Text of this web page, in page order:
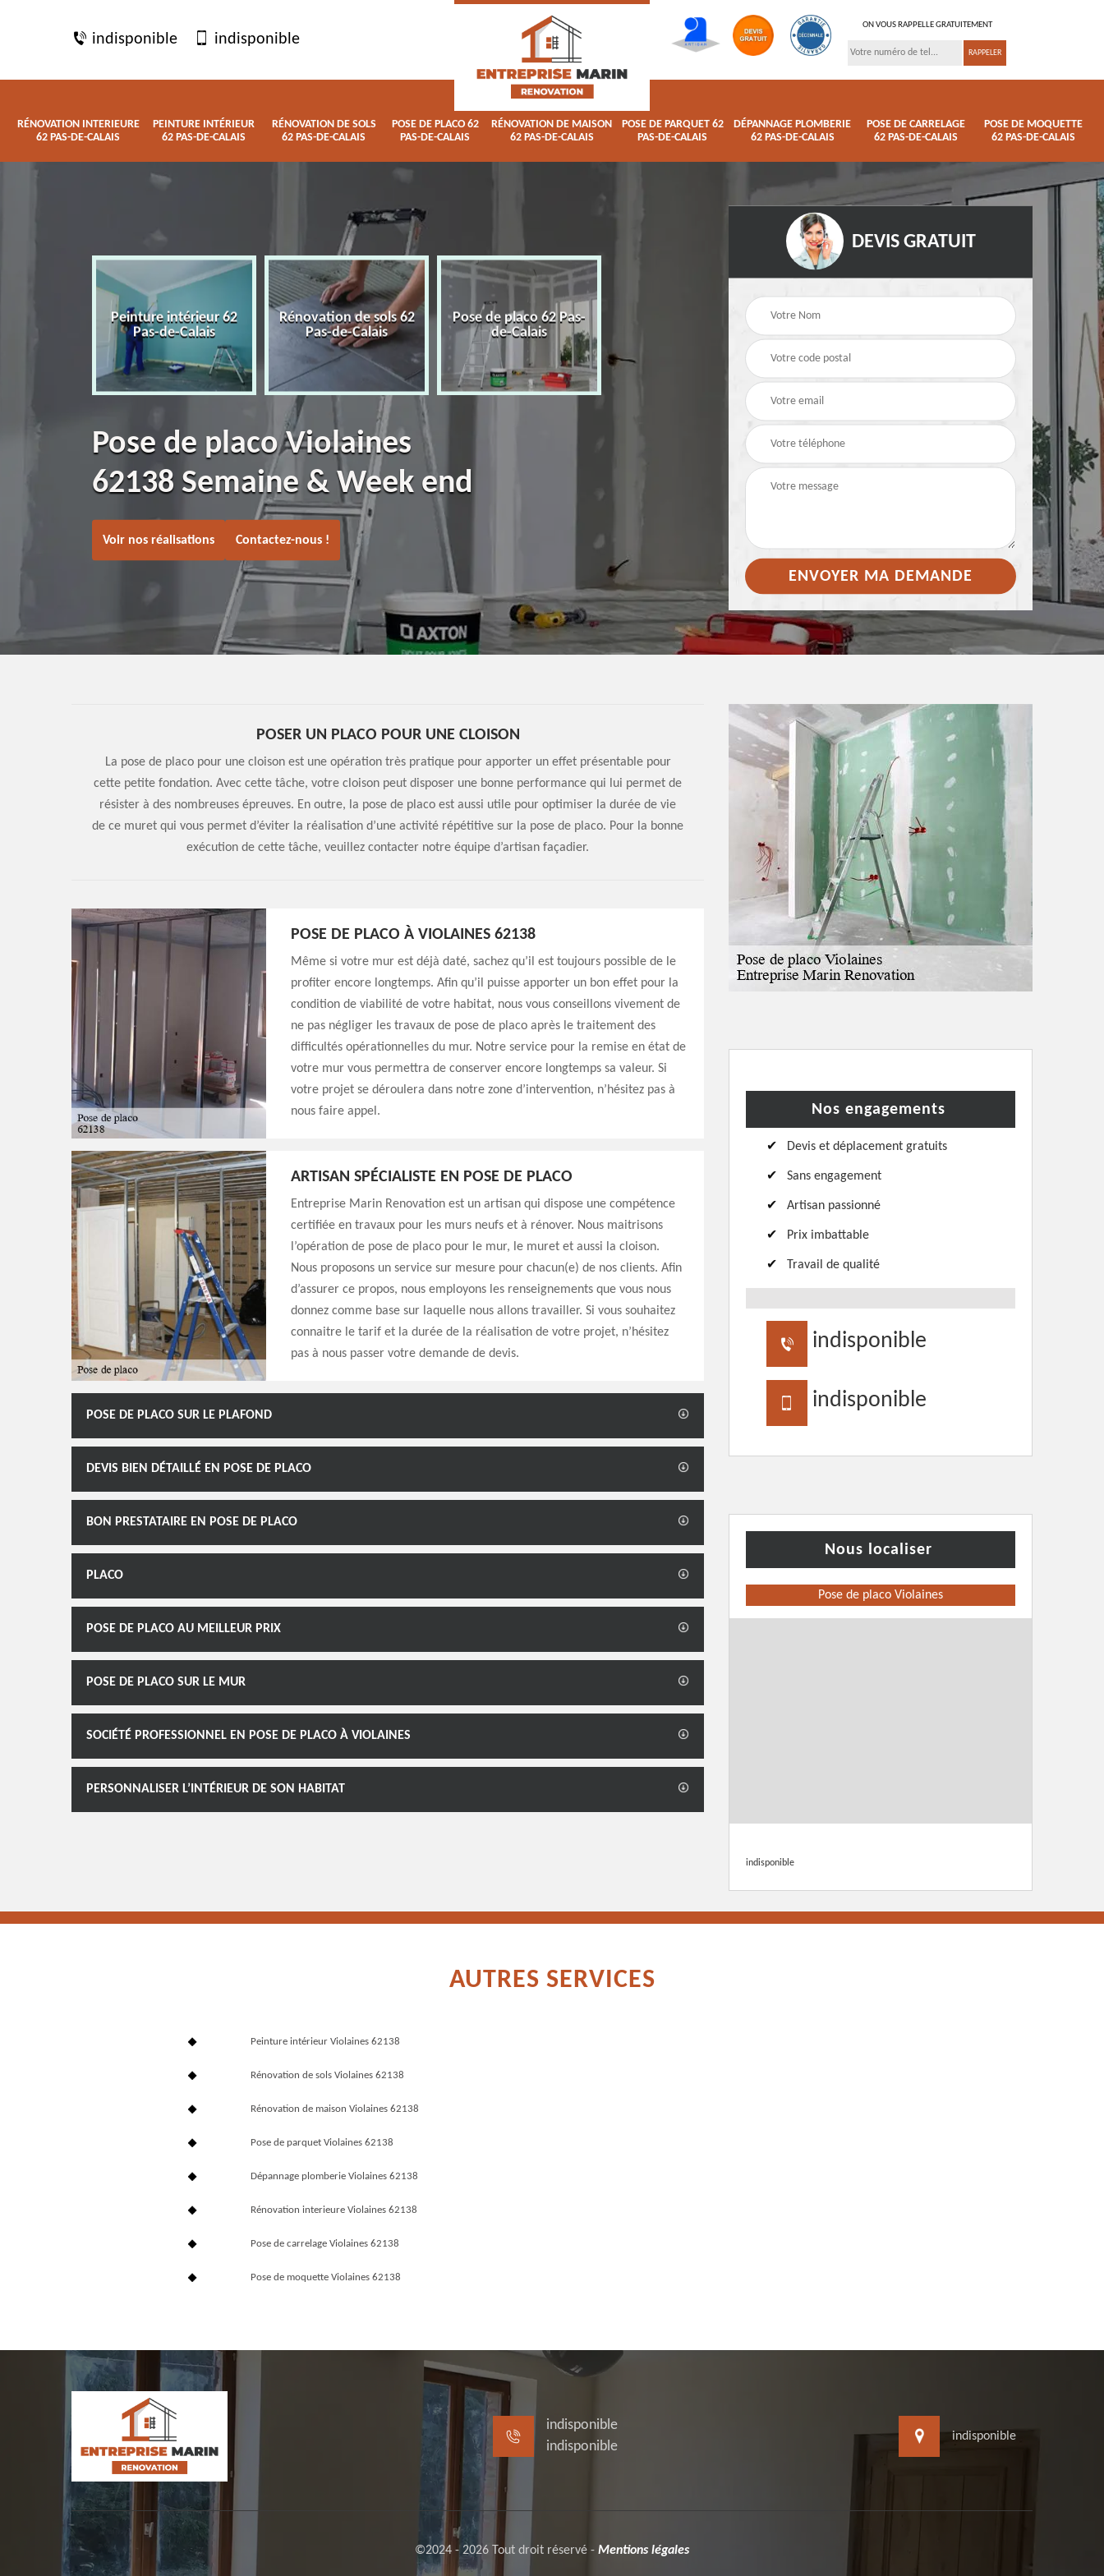
indisponible indisponible
ON VOUS RAPPELLE GRATUITEMENT
RÉNOVATION INTERIEURE
62 PAS-DE-CALAIS
PEINTURE INTÉRIEUR
62 PAS-DE-CALAIS
RÉNOVATION DE SOLS
62 PAS-DE-CALAIS
POSE DE PLACO 62
PAS-DE-CALAIS
RÉNOVATION DE MAISON
62 PAS-DE-CALAIS
POSE DE PARQUET 62
PAS-DE-CALAIS
DÉPANNAGE PLOMBERIE
62 PAS-DE-CALAIS
POSE DE CARRELAGE
62 PAS-DE-CALAIS
POSE DE MOQUETTE
62 PAS-DE-CALAIS
Peinture intérieur 62
Pas-de-Calais
Rénovation de sols 62
Pas-de-Calais
Pose de placo 62 Pas-
de-Calais
Rénovation de maison
Pose de parquet 62
Pas-de-Calais
Dépannage
62 Pas-de-Calais
Pose de placo Violaines
62138 Semaine & Week end
Voir nos réalisations Contactez-nous !
DEVIS GRATUIT
POSER UN PLACO POUR UNE CLOISON
La pose de placo pour une cloison est une opération très pratique pour apporter un effet présentable pour
cette petite fondation. Avec cette tâche, votre cloison peut disposer une bonne performance qui lui permet de
résister à des nombreuses épreuves. En outre, la pose de placo est aussi utile pour optimiser la durée de vie
de ce muret qui vous permet d’éviter la réalisation d’une activité répétitive sur la pose de placo. Pour la bonne
exécution de cette tâche, veuillez contacter notre équipe d’artisan façadier.
POSE DE PLACO À VIOLAINES 62138
Même si votre mur est déjà daté, sachez qu’il est toujours possible de le
profiter encore longtemps. Afin qu’il puisse apporter un bon effet pour la
condition de viabilité de votre habitat, nous vous conseillons vivement de
ne pas négliger les travaux de pose de placo après le traitement des
difficultés opérationnelles du mur. Notre service pour la remise en état de
votre mur vous permettra de conserver encore longtemps sa valeur. Si
votre projet se déroulera dans notre zone d’intervention, n’hésitez pas à
nous faire appel.
ARTISAN SPÉCIALISTE EN POSE DE PLACO
Entreprise Marin Renovation est un artisan qui dispose une compétence
certifiée en travaux pour les murs neufs et à rénover. Nous maitrisons
l’opération de pose de placo pour le mur, le muret et aussi la cloison.
Nous proposons un service sur mesure pour chacun(e) de nos clients. Afin
d’assurer ce propos, nous employons les renseignements que vous nous
donnez comme base sur laquelle nous allons travailler. Si vous souhaitez
connaitre le tarif et la durée de la réalisation de votre projet, n’hésitez
pas à nous passer votre demande de devis.
POSE DE PLACO SUR LE PLAFOND
DEVIS BIEN DÉTAILLÉ EN POSE DE PLACO
BON PRESTATAIRE EN POSE DE PLACO
PLACO
POSE DE PLACO AU MEILLEUR PRIX
POSE DE PLACO SUR LE MUR
SOCIÉTÉ PROFESSIONNEL EN POSE DE PLACO À VIOLAINES
PERSONNALISER L’INTÉRIEUR DE SON HABITAT
Nos engagements
Devis et déplacement gratuits
Sans engagement
Artisan passionné
Prix imbattable
Travail de qualité
indisponible
indisponible
Nous localiser
Pose de placo Violaines
indisponible
AUTRES SERVICES
Peinture intérieur Violaines 62138
Rénovation de sols Violaines 62138
Rénovation de maison Violaines 62138
Pose de parquet Violaines 62138
Dépannage plomberie Violaines 62138
Rénovation interieure Violaines 62138
Pose de carrelage Violaines 62138
Pose de moquette Violaines 62138
indisponible
indisponible
indisponible
©2024 - 2026 Tout droit réservé - Mentions légales